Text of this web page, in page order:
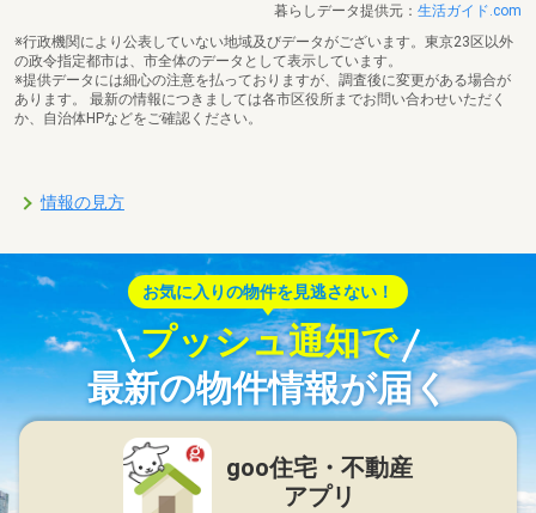
暮らしデータ提供元： 生活ガイド.com
※行政機関により公表していない地域及びデータがございます。東京23区以外
の政令指定都市は、市全体のデータとして表示しています。
※提供データには細心の注意を払っておりますが、調査後に変更がある場合が
あります。 最新の情報につきましては各市区役所までお問い合わせいただく
か、自治体HPなどをご確認ください。
情報の見方
お気に入りの物件を見逃さない！
プッシュ通知で
最新の物件情報が届く
goo住宅・不動産
アプリ